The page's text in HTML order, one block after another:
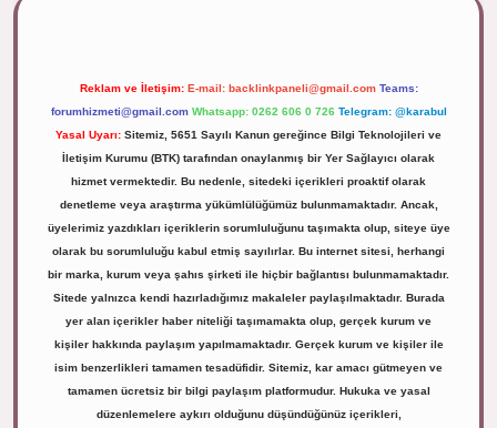
Reklam ve İletişim: E-mail: backlinkpaneli@gmail.com Teams:
forumhizmeti@gmail.com Whatsapp: 0262 606 0 726 Telegram: @karabul
Yasal Uyarı: Sitemiz, 5651 Sayılı Kanun gereğince Bilgi Teknolojileri ve
İletişim Kurumu (BTK) tarafından onaylanmış bir Yer Sağlayıcı olarak
hizmet vermektedir. Bu nedenle, sitedeki içerikleri proaktif olarak
denetleme veya araştırma yükümlülüğümüz bulunmamaktadır. Ancak,
üyelerimiz yazdıkları içeriklerin sorumluluğunu taşımakta olup, siteye üye
olarak bu sorumluluğu kabul etmiş sayılırlar. Bu internet sitesi, herhangi
bir marka, kurum veya şahıs şirketi ile hiçbir bağlantısı bulunmamaktadır.
Sitede yalnızca kendi hazırladığımız makaleler paylaşılmaktadır. Burada
yer alan içerikler haber niteliği taşımamakta olup, gerçek kurum ve
kişiler hakkında paylaşım yapılmamaktadır. Gerçek kurum ve kişiler ile
isim benzerlikleri tamamen tesadüfidir. Sitemiz, kar amacı gütmeyen ve
tamamen ücretsiz bir bilgi paylaşım platformudur. Hukuka ve yasal
düzenlemelere aykırı olduğunu düşündüğünüz içerikleri,